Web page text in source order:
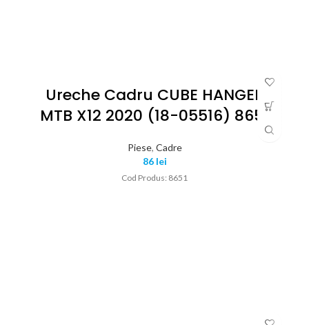
Ureche Cadru CUBE HANGER
MTB X12 2020 (18-05516) 8651
Piese, Cadre
86 lei
Cod Produs: 8651